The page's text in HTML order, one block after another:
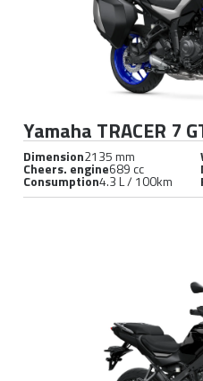
Yamaha TRACER 7
Dimension2135 mm
Cheers. engine689 cc
Consumption4.3 L / 100km